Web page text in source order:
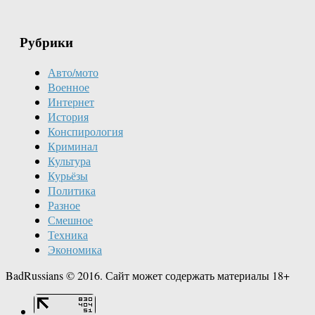
Рубрики
Авто/мото
Военное
Интернет
История
Конспирология
Криминал
Культура
Курьёзы
Политика
Разное
Смешное
Техника
Экономика
BadRussians © 2016. Сайт может содержать материалы 18+